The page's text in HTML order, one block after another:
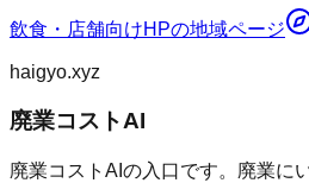
飲食・店舗向けHPの地域ページ
haigyo.xyz
廃業コストAI
廃業コストAIの入口です。廃業に